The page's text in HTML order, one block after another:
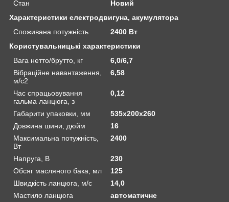
Стан
Новий
Характеристики електродвигуна, акумулятора
Споживана потужність
2400 Вт
Користувальницькі характеристики
Вага нетто/брутто, кг
6,0/6,7
Вібраційне навантаження,
м/c2
6,58
Час спрацьовування
гальма ланцюга, з
0,12
Габарити упаковки, мм
535х200х260
Довжина шини, дюйм
16
Максимальна потужність,
Вт
2400
Напруга, В
230
Обсяг масляного бака, мл
125
Швидкість ланцюга, м/с
14,0
Мастило ланцюга
автоматичне